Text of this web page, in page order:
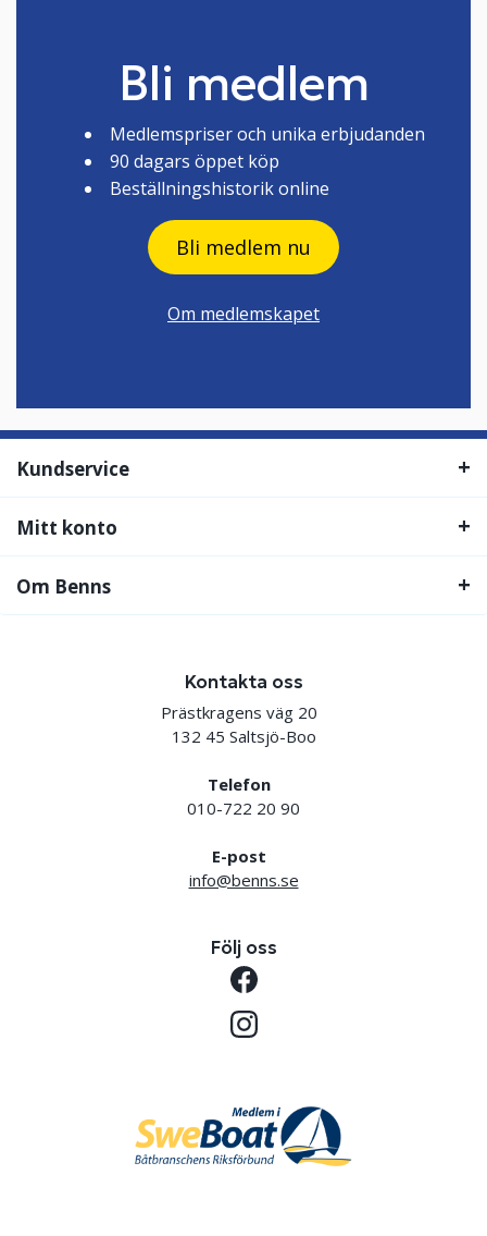
Bli medlem
Medlemspriser och unika erbjudanden
90 dagars öppet köp
Beställningshistorik online
Bli medlem nu
Om medlemskapet
Kundservice
Mitt konto
Om Benns
Kontakta oss
Prästkragens väg 20
132 45 Saltsjö-Boo
Telefon
010-722 20 90
E-post
info@benns.se
Följ oss